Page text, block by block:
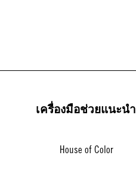
เครื่องมือช่วยแนะนำ
House of Color